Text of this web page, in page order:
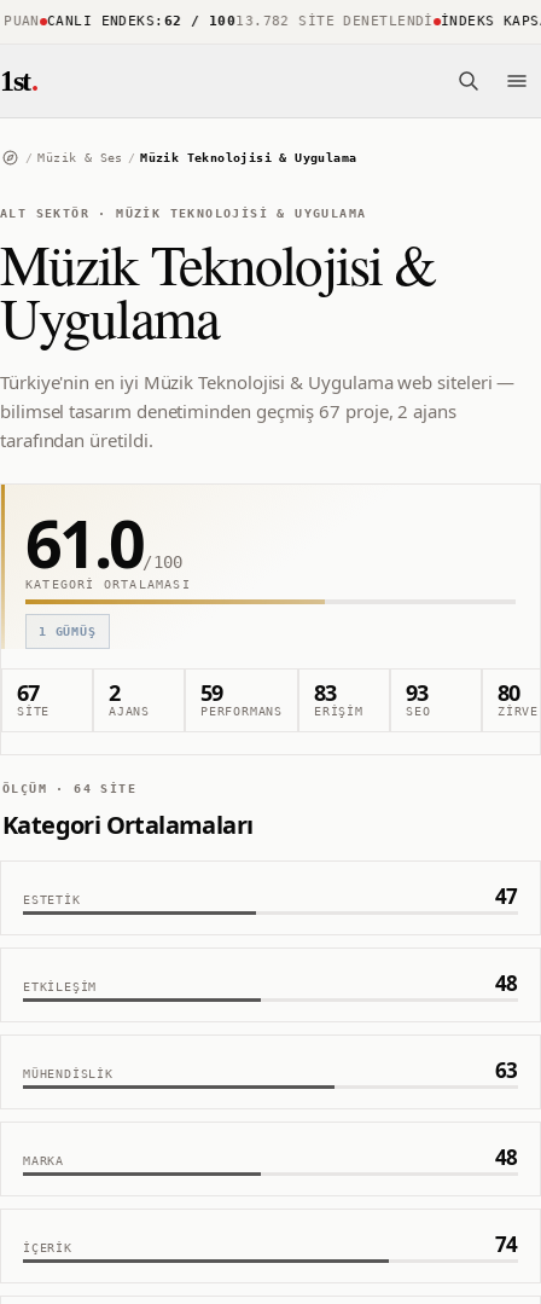
CANLI ENDEKS:62 / 100 13.782 SITE DENETLENDI İNDEKS KAPSAMI
1st.
/ Müzik & Ses / Müzik Teknolojisi & Uygulama
ALT SEKTÖR ·MÜZIK TEKNOLOJISI & UYGULAMA
Müzik Teknolojisi &
Uygulama
Türkiye'nin en iyi Müzik Teknolojisi & Uygulama web siteleri —
bilimsel tasarım denetiminden geçmiş 67 proje, 2 ajans
tarafından üretildi.
61.0/100
KATEGORI ORTALAMASI
1 GÜMÜŞ
67
SITE
2
AJANS
59
PERFORMANS
83
ERIŞIM
93
SEO
80
ZIRVE
ÖLÇÜM ·64 SITE
Kategori Ortalamaları
ESTETIK 47
ETKILEŞIM 48
MÜHENDISLIK 63
MARKA 48
İÇERIK 74